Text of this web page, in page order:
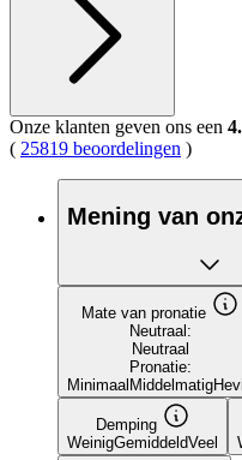
Onze klanten geven ons een
( 25819 beoordelingen )
Mening van
Mate van pronatie
Neutraal:
Neutraal
Pronatie:
Minimaal Middelmatig
Demping
WeinigGemiddeldVeel